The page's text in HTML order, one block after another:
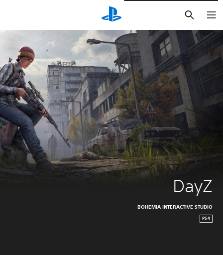
DayZ
BOHEMIA INTERACTIVE STUDIO
PS4